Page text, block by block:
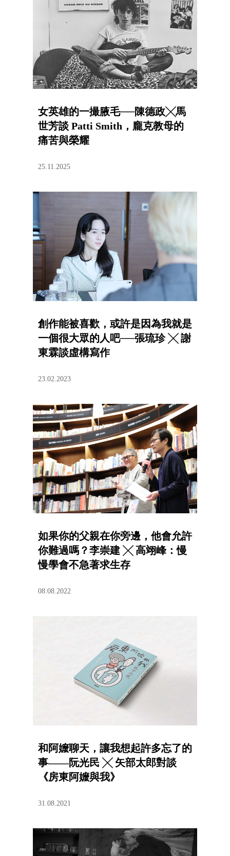
女英雄的一撮腋毛──陳德政╳馬
世芳談 Patti Smith，龐克教母的
痛苦與榮耀
25.11.2025
創作能被喜歡，或許是因為我就是
一個很大眾的人吧──張琉珍 ╳ 謝
東霖談虛構寫作
23.02.2023
如果你的父親在你旁邊，他會允許
你難過嗎？李崇建 ╳ 高翊峰：慢
慢學會不急著求生存
08.08.2022
和阿嬤聊天，讓我想起許多忘了的
事——阮光民 ╳ 矢部太郎對談
《房東阿嬤與我》
31.08.2021